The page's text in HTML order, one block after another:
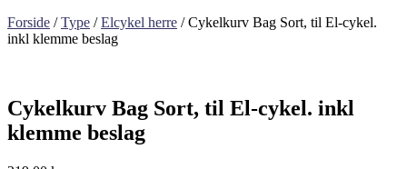
Forside /Type /Elcykel herre / Cykelkurv Bag Sort, til El-cykel.
inkl klemme beslag
Cykelkurv Bag Sort, til El-cykel. inkl
klemme beslag